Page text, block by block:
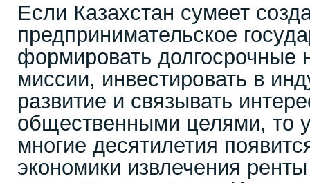
Если Казахстан сумеет
предпринимательское
формировать долгосрочные
миссии, инвестировать в
развитие и связывать
общественными целями, то
многие десятилетия
экономики извлечения